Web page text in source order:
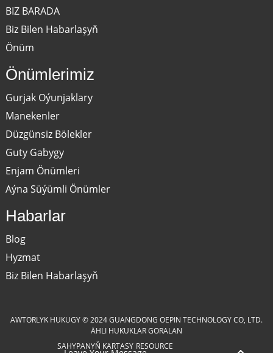
BIZ BARADA
Biz Bilen Habarlaşyň
Önüm
Önümlerimiz
Gurjak Oýunjaklary
Manekenler
Düzgünsiz Bölekler
Guty Gabygy
Enjam Önümleri
Aýna Süýümli Önümler
Habarlar
Blog
Hyzmat
Biz Bilen Habarlaşyň
AWTORLYK HUKUGY © 2024 GUANGDONG OEPIN TECHNOLOGY CO, LTD.
ÄHLI HUKUKLAR GORALAN
SAHYPANYŇ KARTASY RESOURCE